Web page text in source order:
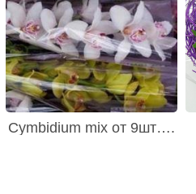
Cymbidium mix от 9шт….